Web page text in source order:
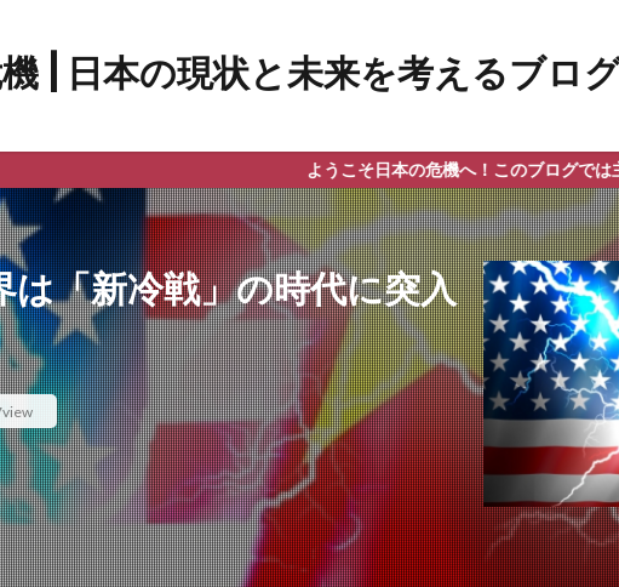
ようこそ日本の危機へ！このブログでは主に最新の
「新冷戦」の時代に突入